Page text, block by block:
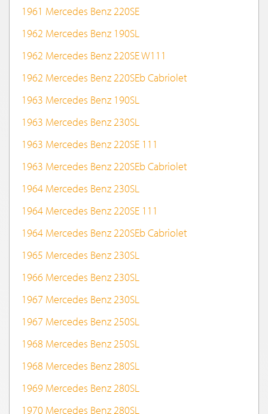
1961 Mercedes Benz 220SE
1962 Mercedes Benz 190SL
1962 Mercedes Benz 220SE W111
1962 Mercedes Benz 220SEb Cabriolet
1963 Mercedes Benz 190SL
1963 Mercedes Benz 230SL
1963 Mercedes Benz 220SE 111
1963 Mercedes Benz 220SEb Cabriolet
1964 Mercedes Benz 230SL
1964 Mercedes Benz 220SE 111
1964 Mercedes Benz 220SEb Cabriolet
1965 Mercedes Benz 230SL
1966 Mercedes Benz 230SL
1967 Mercedes Benz 230SL
1967 Mercedes Benz 250SL
1968 Mercedes Benz 250SL
1968 Mercedes Benz 280SL
1969 Mercedes Benz 280SL
1970 Mercedes Benz 280SL